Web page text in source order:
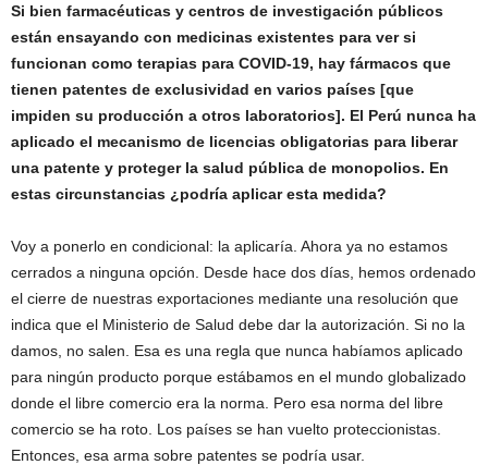
Si bien farmacéuticas y centros de investigación públicos
están ensayando con medicinas existentes para ver si
funcionan como terapias para COVID-19, hay fármacos que
tienen patentes de exclusividad en varios países [que
impiden su producción a otros laboratorios]. El Perú nunca ha
aplicado el mecanismo de licencias obligatorias para liberar
una patente y proteger la salud pública de monopolios. En
estas circunstancias ¿podría aplicar esta medida?
Voy a ponerlo en condicional: la aplicaría. Ahora ya no estamos
cerrados a ninguna opción. Desde hace dos días, hemos ordenado
el cierre de nuestras exportaciones mediante una resolución que
indica que el Ministerio de Salud debe dar la autorización. Si no la
damos, no salen. Esa es una regla que nunca habíamos aplicado
para ningún producto porque estábamos en el mundo globalizado
donde el libre comercio era la norma. Pero esa norma del libre
comercio se ha roto. Los países se han vuelto proteccionistas.
Entonces, esa arma sobre patentes se podría usar.